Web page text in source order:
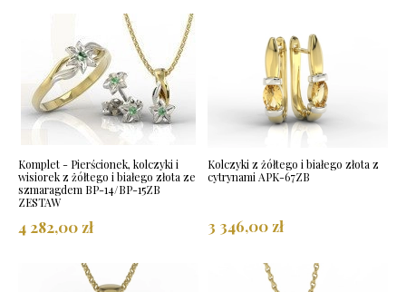
Komplet - Pierścionek, kolczyki i
wisiorek z żółtego i białego złota ze
szmaragdem BP-14/BP-15ZB
ZESTAW
4 282,00 zł
Kolczyki z żółtego i białego złota z
cytrynami APK-67ZB
3 346,00 zł